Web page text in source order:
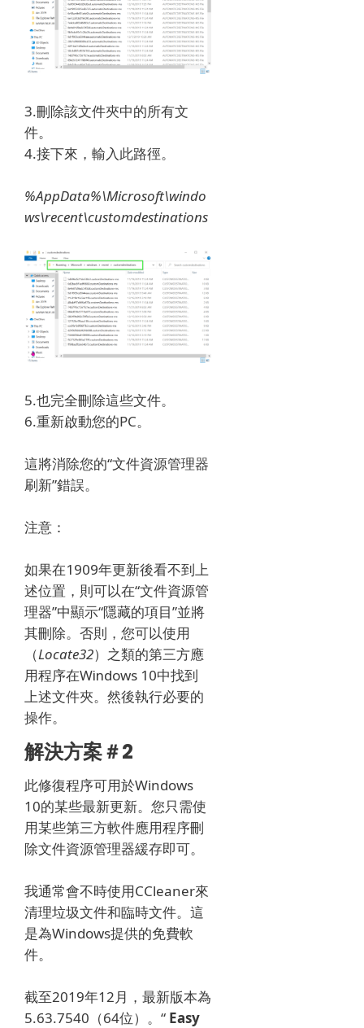
3.刪除該文件夾中的所有文
件。
4.接下來，輸入此路徑。
%AppData%\Microsoft\windo
ws\recent\customdestinations
5.也完全刪除這些文件。
6.重新啟動您的PC。
這將消除您的“文件資源管理器
刷新”錯誤。
注意：
如果在1909年更新後看不到上
述位置，則可以在“文件資源管
理器”中顯示“隱藏的項目”並將
其刪除。 否則，您可以使用
（Locate32）之類的第三方應
用程序在Windows 10中找到
上述文件夾。然後執行必要的
操作。
解決方案＃2
此修復程序可用於Windows
10的某些最新更新。您只需使
用某些第三方軟件應用程序刪
除文件資源管理器緩存即可。
我通常會不時使用CCleaner來
清理垃圾文件和臨時文件。 這
是為Windows提供的免費軟
件。
截至2019年12月，最新版本為
5.63.7540（64位）。 “ Easy